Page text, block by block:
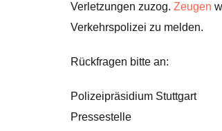
Verletzungen zuzog. Zeugen
Verkehrspolizei zu melden.
Rückfragen bitte an:
Polizeipräsidium Stuttgart
Pressestelle